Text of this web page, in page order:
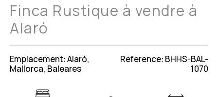
Finca Rustique à vendre à
Alaró
Emplacement: Alaró,
Mallorca, Baleares
Reference: BHHS-BAL-
1070